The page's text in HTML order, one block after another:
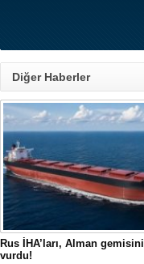
Diğer Haberler
Rus İHA’ları, Alman gemisini
vurdu!